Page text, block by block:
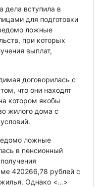
дела вступила в
для подготовки
ложные
при которых
выплат,
договорилась с
что они находят
котором якобы
жилого дома с
ложные
в пенсионный
420266,78 рублей с
жилья. Однако <…>